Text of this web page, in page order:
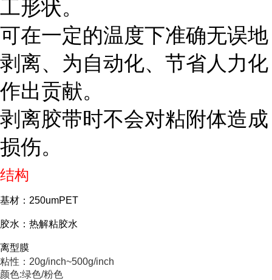
工形状。
可在一定的温度下准确无误地
剥离、为自动化、节省人力化
作出贡献。
剥离胶带时不会对粘附体造成
损伤。
结构
基材：250umPET
胶水：热解粘胶水
离型膜
粘性：20g/inch~500g/inch
颜色:绿色/粉色